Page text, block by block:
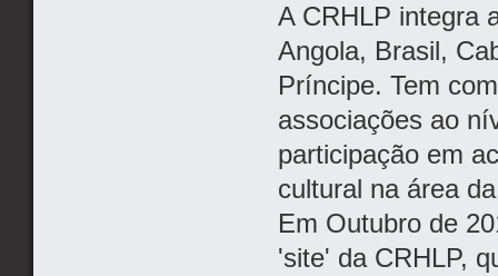
A CRHLP integra
Angola, Brasil,
Príncipe. Tem
associações ao
participação em
cultural na área
Em Outubro de
'site' da CRHLP,